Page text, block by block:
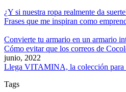
¿Y si nuestra ropa realmente da
Frases que me inspiran como
Convierte tu armario en un armario
Cómo evitar que los correos de
junio, 2022
Llega VITAMINA, la colección para
Tags